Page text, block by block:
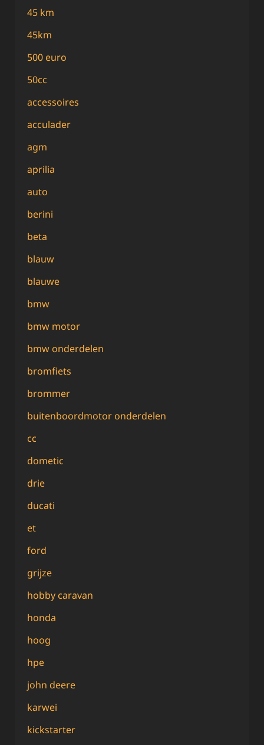
45 km
45km
500 euro
50cc
accessoires
acculader
agm
aprilia
auto
berini
beta
blauw
blauwe
bmw
bmw motor
bmw onderdelen
bromfiets
brommer
buitenboordmotor onderdelen
cc
dometic
drie
ducati
et
ford
grijze
hobby caravan
honda
hoog
hpe
john deere
karwei
kickstarter